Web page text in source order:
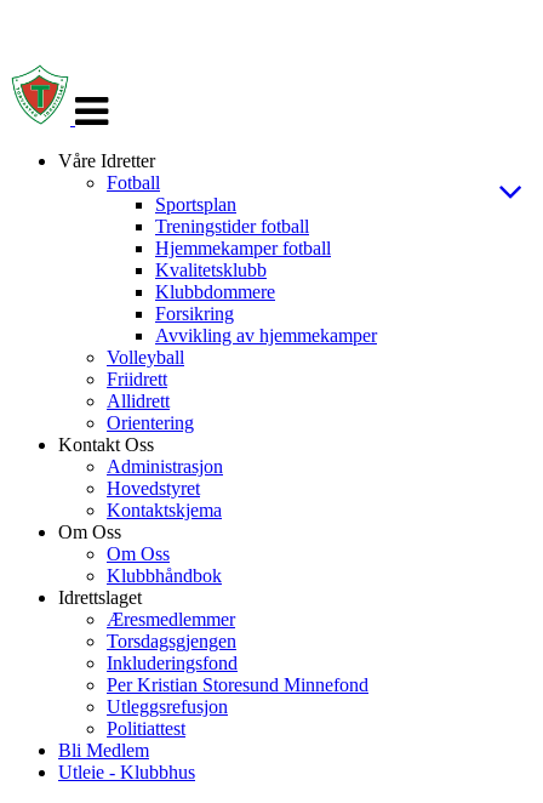
navigasjon
Våre Idretter
Fotball
Sportsplan
Treningstider fotball
Hjemmekamper fotball
Kvalitetsklubb
Klubbdommere
Forsikring
Avvikling av hjemmekamper
Volleyball
Friidrett
Allidrett
Orientering
Kontakt Oss
Administrasjon
Hovedstyret
Kontaktskjema
Om Oss
Om Oss
Klubbhåndbok
Idrettslaget
Æresmedlemmer
Torsdagsgjengen
Inkluderingsfond
Per Kristian Storesund Minnefond
Utleggsrefusjon
Politiattest
Bli Medlem
Utleie - Klubbhus